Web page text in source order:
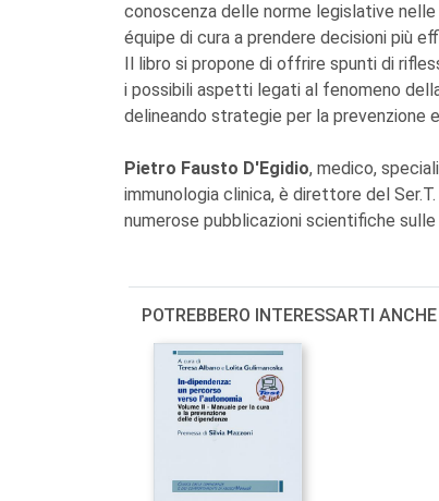
conoscenza delle norme legislative
équipe di cura a prendere decisioni più
Il libro si propone di offrire spunti di
i possibili aspetti legati al fenomeno
delineando strategie per la prevenzione
Pietro Fausto D'Egidio, medico,
immunologia clinica, è direttore del
numerose pubblicazioni scientifiche
POTREBBERO INTERESSARTI ANCHE